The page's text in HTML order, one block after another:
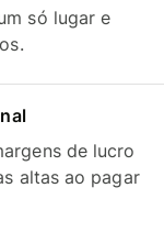
só lugar e
de lucro
altas ao pagar